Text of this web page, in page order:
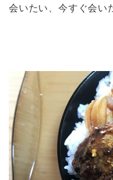
会いたい、今すぐ会い